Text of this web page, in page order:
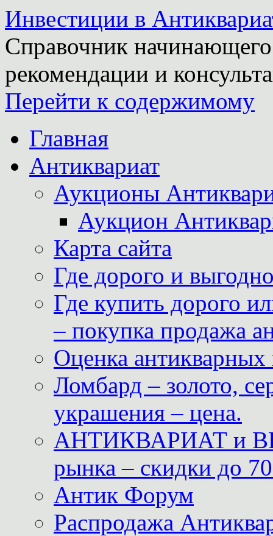
Инвестиции в
Справочник
рекомендации и
Перейти к содержимому
Главная
Антиквариат
Аукционы
Аукцион
Карта сайта
Где дорого и
Где купить дорого
– покупка продажа
Оценка антикварных
Ломбард – золото,
украшения – цена.
АНТИКВАРИАТ и
рынка – скидки до
Антик Форум
Распродажа